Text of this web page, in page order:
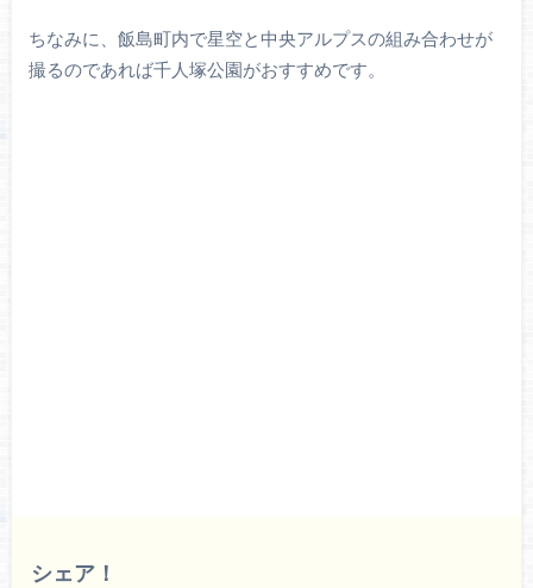
ちなみに、飯島町内で星空と中央アルプスの組み合わせが
撮るのであれば千人塚公園がおすすめです。
シェア！